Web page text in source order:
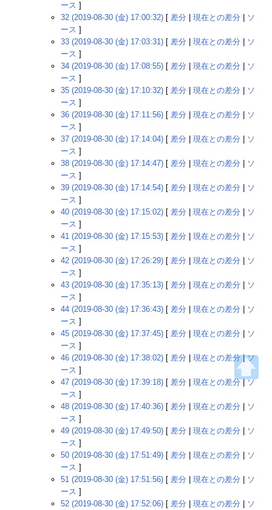
ース ]
32 (2019-08-30 (金) 17:00:32) [ 差分 現在との差分
ソ
ース ]
33 (2019-08-30 (金) 17:03:31) [ 差分 現在との差分
ソ
ース ]
34 (2019-08-30 (金) 17:08:55) [ 差分 現在との差分
ソ
ース ]
35 (2019-08-30 (金) 17:10:32) [ 差分 現在との差分
ソ
ース ]
36 (2019-08-30 (金) 17:11:56) [ 差分 現在との差分
ソ
ース ]
37 (2019-08-30 (金) 17:14:04) [ 差分 現在との差分
ソ
ース ]
38 (2019-08-30 (金) 17:14:47) [ 差分 現在との差分
ソ
ース ]
39 (2019-08-30 (金) 17:14:54) [ 差分 現在との差分
ソ
ース ]
40 (2019-08-30 (金) 17:15:02) [ 差分 現在との差分
ソ
ース ]
41 (2019-08-30 (金) 17:15:53) [ 差分 現在との差分
ソ
ース ]
42 (2019-08-30 (金) 17:26:29) [ 差分 現在との差分
ソ
ース ]
43 (2019-08-30 (金) 17:35:13) [ 差分 現在との差分
ソ
ース ]
44 (2019-08-30 (金) 17:36:43) [ 差分 現在との差分
ソ
ース ]
45 (2019-08-30 (金) 17:37:45) [ 差分 現在との差分
ソ
ース ]
46 (2019-08-30 (金) 17:38:02) [ 差分 現在との差分|ソ
ース ]
47 (2019-08-30 (金) 17:39:18) [ 差分 現在との差分|ソ
ース ]
48 (2019-08-30 (金) 17:40:36) [ 差分 現在との差分
ソ
ース ]
49 (2019-08-30 (金) 17:49:50) [ 差分 現在との差分
ソ
ース ]
50 (2019-08-30 (金) 17:51:49) [ 差分 現在との差分
ソ
ース ]
51 (2019-08-30 (金) 17:51:56) [ 差分 現在との差分
ソ
ース ]
52 (2019-08-30 (金) 17:52:06) [ 差分 現在との差分 ソ